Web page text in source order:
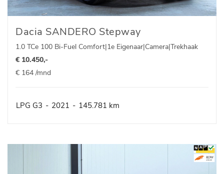
Dacia SANDERO Stepway
1.0 TCe 100 Bi-Fuel Comfort|1e Eigenaar|Camera|Trekhaak
€ 10.450,-
€ 164 /mnd
LPG G3 - 2021 - 145.781 km